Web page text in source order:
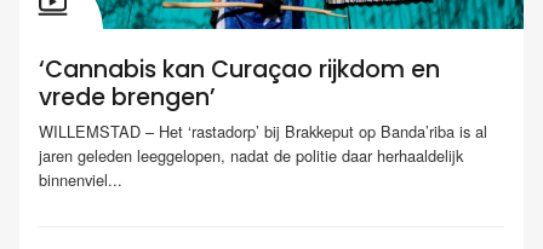
‘Cannabis kan Curaçao rijkdom en
vrede brengen’
WILLEMSTAD – Het ‘rastadorp’ bij Brakkeput op Banda’riba is al
jaren geleden leeggelopen, nadat de politie daar herhaaldelijk
binnenviel...